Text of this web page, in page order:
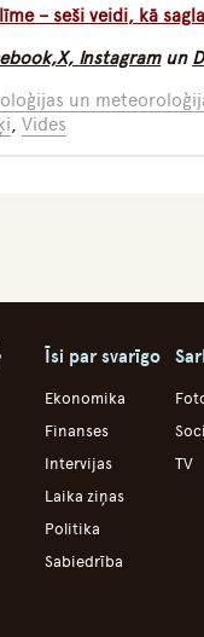
– seši veidi, kā
X, Instagramun
un
,Vides
Īsi par svarīgo
Ekonomika
Finanses
Intervijas
Laika ziņas
Politika
Sabiedrība
TV